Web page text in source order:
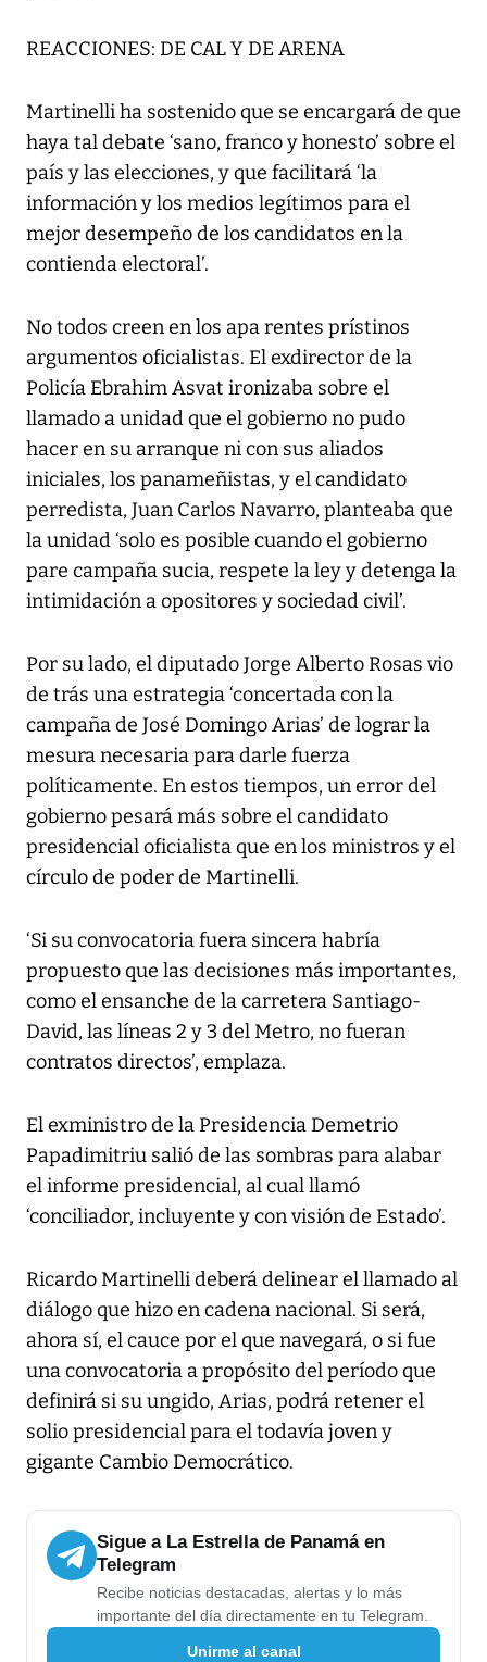
REACCIONES: DE CAL Y DE ARENA
Martinelli ha sostenido que se encargará de que
haya tal debate ‘sano, franco y honesto’ sobre el
país y las elecciones, y que facilitará ‘la
información y los medios legítimos para el
mejor desempeño de los candidatos en la
contienda electoral’.
No todos creen en los apa rentes prístinos
argumentos oficialistas. El exdirector de la
Policía Ebrahim Asvat ironizaba sobre el
llamado a unidad que el gobierno no pudo
hacer en su arranque ni con sus aliados
iniciales, los panameñistas, y el candidato
perredista, Juan Carlos Navarro, planteaba que
la unidad ‘solo es posible cuando el gobierno
pare campaña sucia, respete la ley y detenga la
intimidación a opositores y sociedad civil’.
Por su lado, el diputado Jorge Alberto Rosas vio
de trás una estrategia ‘concertada con la
campaña de José Domingo Arias’ de lograr la
mesura necesaria para darle fuerza
políticamente. En estos tiempos, un error del
gobierno pesará más sobre el candidato
presidencial oficialista que en los ministros y el
círculo de poder de Martinelli.
‘Si su convocatoria fuera sincera habría
propuesto que las decisiones más importantes,
como el ensanche de la carretera Santiago-
David, las líneas 2 y 3 del Metro, no fueran
contratos directos’, emplaza.
El exministro de la Presidencia Demetrio
Papadimitriu salió de las sombras para alabar
el informe presidencial, al cual llamó
‘conciliador, incluyente y con visión de Estado’.
Ricardo Martinelli deberá delinear el llamado al
diálogo que hizo en cadena nacional. Si será,
ahora sí, el cauce por el que navegará, o si fue
una convocatoria a propósito del período que
definirá si su ungido, Arias, podrá retener el
solio presidencial para el todavía joven y
gigante Cambio Democrático.
Sigue a La Estrella de Panamá en
Telegram
Recibe noticias destacadas, alertas y lo más
importante del día directamente en tu Telegram.
Unirme al canal